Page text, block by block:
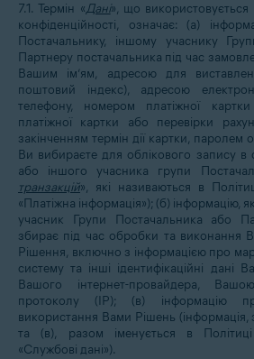
7.1. Термін «Дані», що використовується
конфіденційності, означає: (а)
Постачальнику, іншому учаснику
Партнеру постачальника під час
Вашим ім’ям, адресою для
поштовий індекс), адресою
телефону, номером платіжної
платіжної картки або перевірки
закінченням термін дії картки, паролем
Ви вибираєте для облікового запису в
або іншого учасника групи
транзакцій», які називаються в
«Платіжна інформація»); (б) інформацію,
учасник Групи Постачальника або
збирає під час обробки та виконання
Рішення, включно з інформацією про
систему та інші ідентифікаційні дані
Вашого інтернет-провайдера,
протоколу (IP); (в) інформацію
використання Вами Рішень (інформація,
та (в), разом іменується в Політиці
«Службові дані»).